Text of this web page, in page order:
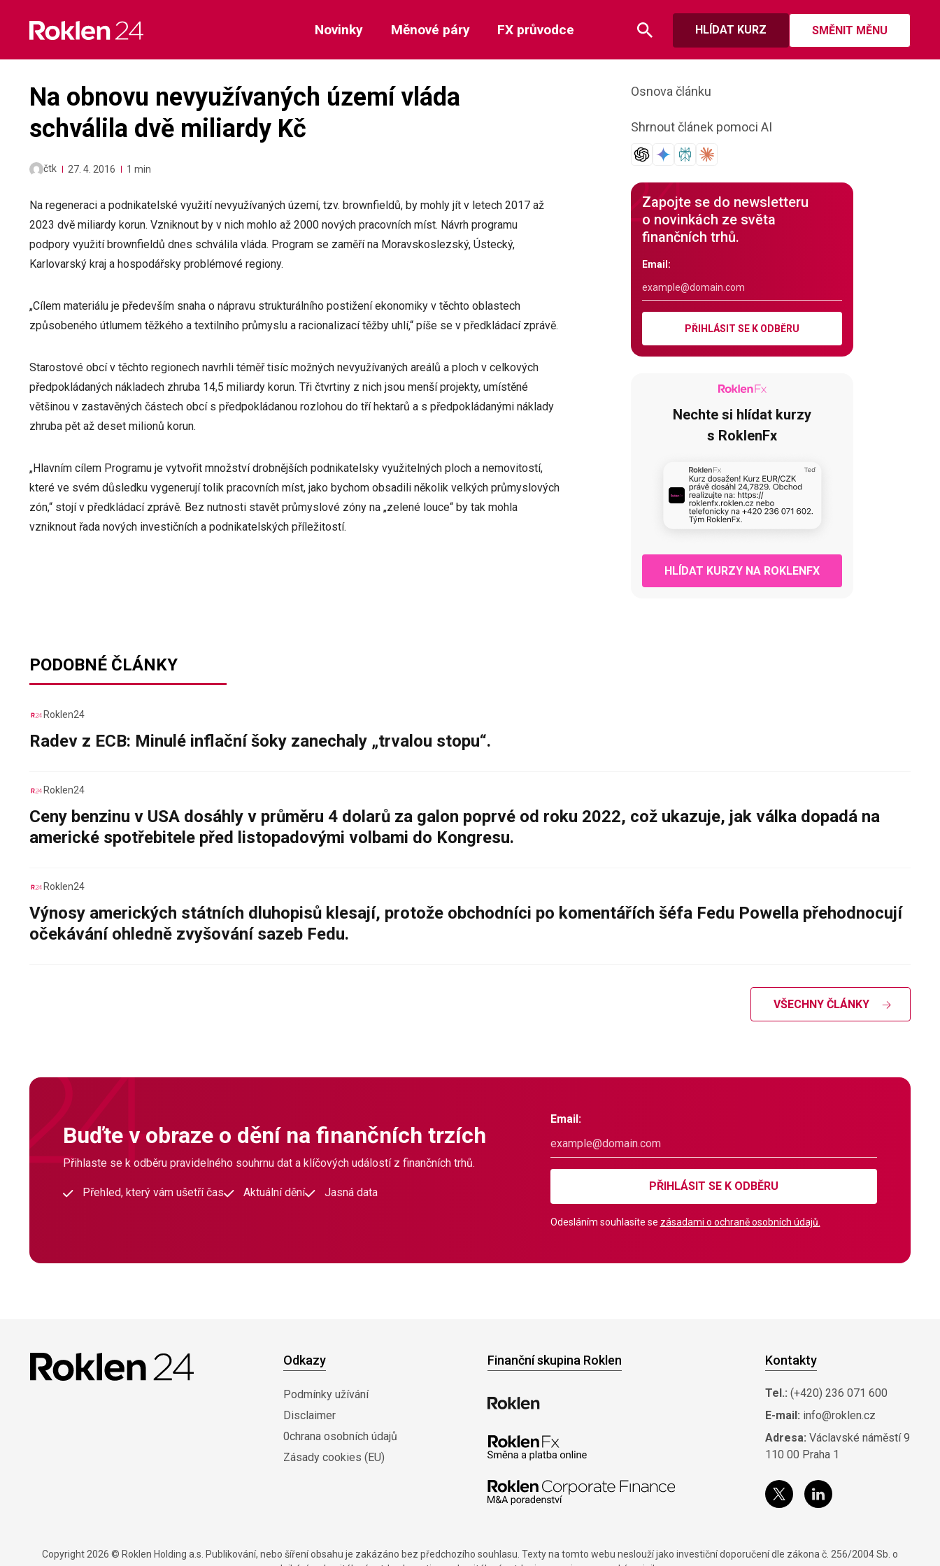
content
HLÍDAT KURZ SMĚNIT MĚNU
Novinky Měnové páry FX průvodce
Na obnovu nevyužívaných území vláda
schválila dvě miliardy Kč
čtk 27. 4. 2016 1 min
Na regeneraci a podnikatelské využití nevyužívaných území, tzv. brownfieldů, by mohly jít v letech 2017 až
2023 dvě miliardy korun. Vzniknout by v nich mohlo až 2000 nových pracovních míst. Návrh programu
podpory využití brownfieldů dnes schválila vláda. Program se zaměří na Moravskoslezský, Ústecký,
Karlovarský kraj a hospodářsky problémové regiony.
„Cílem materiálu je především snaha o nápravu strukturálního postižení ekonomiky v těchto oblastech
způsobeného útlumem těžkého a textilního průmyslu a racionalizací těžby uhlí,“ píše se v předkládací zprávě.
Starostové obcí v těchto regionech navrhli téměř tisíc možných nevyužívaných areálů a ploch v celkových
předpokládaných nákladech zhruba 14,5 miliardy korun. Tři čtvrtiny z nich jsou menší projekty, umístěné
většinou v zastavěných částech obcí s předpokládanou rozlohou do tří hektarů a s předpokládanými náklady
zhruba pět až deset milionů korun.
„Hlavním cílem Programu je vytvořit množství drobnějších podnikatelsky využitelných ploch a nemovitostí,
které ve svém důsledku vygenerují tolik pracovních míst, jako bychom obsadili několik velkých průmyslových
zón,“ stojí v předkládací zprávě. Bez nutnosti stavět průmyslové zóny na „zelené louce“ by tak mohla
vzniknout řada nových investičních a podnikatelských příležitostí.
Osnova článku
Shrnout článek pomoci AI
Zapojte se do newsletteru
o novinkách ze světa
finančních trhů.
Email:
PŘIHLÁSIT SE K ODBĚRU
Nechte si hlídat kurzy
s RoklenFx
HLÍDAT KURZY NA ROKLENFX
PODOBNÉ ČLÁNKY
Roklen24
Radev z ECB: Minulé inflační šoky zanechaly „trvalou stopu“.
Roklen24
Ceny benzinu v USA dosáhly v průměru 4 dolarů za galon poprvé od roku 2022, což ukazuje, jak válka dopadá na
americké spotřebitele před listopadovými volbami do Kongresu.
Roklen24
Výnosy amerických státních dluhopisů klesají, protože obchodníci po komentářích šéfa Fedu Powella přehodnocují
očekávání ohledně zvyšování sazeb Fedu.
VŠECHNY ČLÁNKY
Buďte v obraze o dění na finančních trzích
Přihlaste se k odběru pravidelného souhrnu dat a klíčových událostí z finančních trhů.
Přehled, který vám ušetří čas Aktuální dění Jasná data
Email:
PŘIHLÁSIT SE K ODBĚRU
Odesláním souhlasíte se zásadami o ochraně osobních údajů.
Odkazy
Podmínky užívání
Disclaimer
0chrana osobních údajů
Zásady cookies (EU)
Finanční skupina Roklen Kontakty
Tel.: (+420) 236 071 600
E-mail: info@roklen.cz
Adresa: Václavské náměstí 9
110 00 Praha 1
Copyright 2026 © Roklen Holding a.s. Publikování, nebo šíření obsahu je zakázáno bez předchozího souhlasu. Texty na tomto webu neslouží jako investiční doporučení dle zákona č. 256/2004 Sb. o